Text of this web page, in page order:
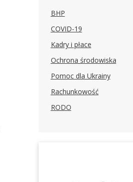
BHP
COVID-19
Kadry i płace
Ochrona środowiska
Pomoc dla Ukrainy
Rachunkowość
RODO